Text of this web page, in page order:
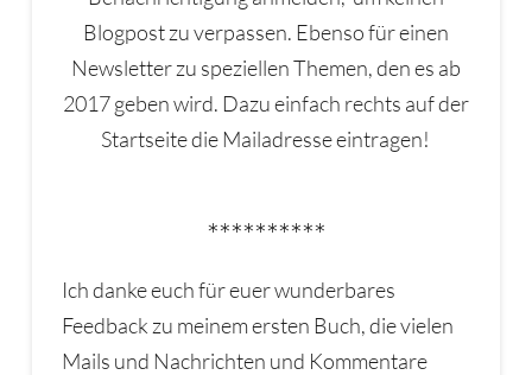
Blogpost zu verpassen. Ebenso für einen
Newsletter zu speziellen Themen, den es ab
2017 geben wird. Dazu einfach rechts auf der
Startseite die Mailadresse eintragen!
**********
Ich danke euch für euer wunderbares
Feedback zu meinem ersten Buch, die vielen
Mails und Nachrichten und Kommentare